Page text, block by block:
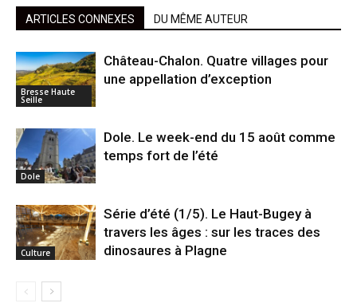
ARTICLES CONNEXES DU MÊME AUTEUR
Bresse Haute
Seille
Château-Chalon. Quatre villages pour
une appellation d’exception
Dole
Dole. Le week-end du 15 août comme
temps fort de l’été
Culture
Série d’été (1/5). Le Haut-Bugey à
travers les âges : sur les traces des
dinosaures à Plagne